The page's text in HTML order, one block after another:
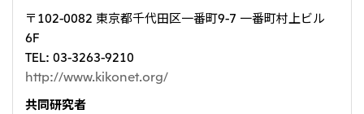
〒102-0082 東京都千代田区一番町9-7 一番町村上ビル
6F
TEL: 03-3263-9210
http://www.kikonet.org/
共同研究者